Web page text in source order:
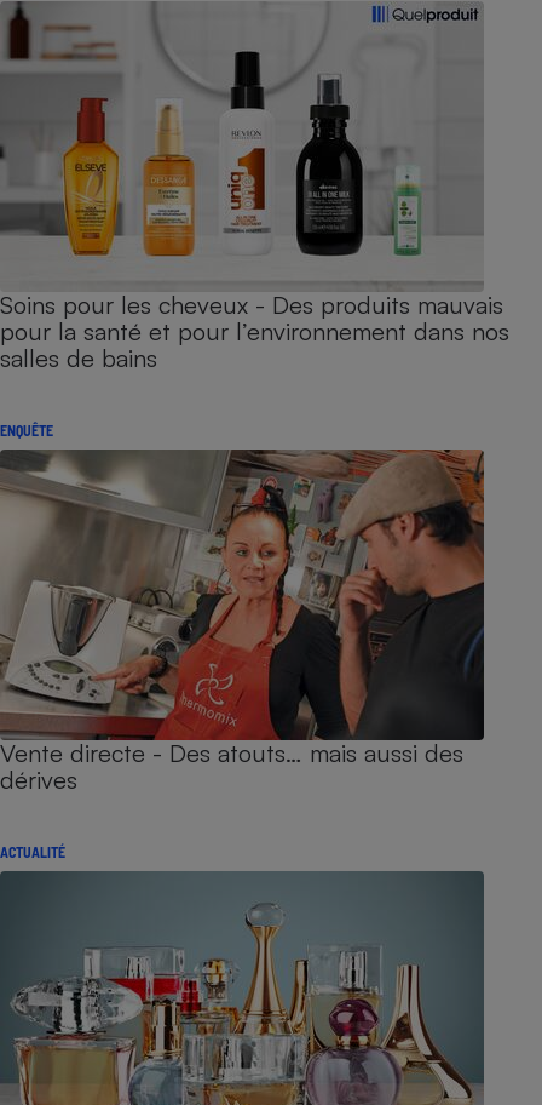
Soins pour les cheveux - Des produits mauvais
pour la santé et pour l’environnement dans nos
salles de bains
ENQUÊTE
Vente directe - Des atouts… mais aussi des
dérives
ACTUALITÉ